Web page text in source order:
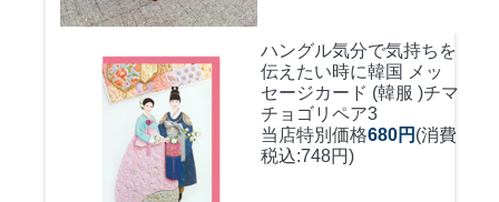
ハングル気分で気持ちを
伝えたい時に韓国 メッ
セージカード (韓服 )チマ
チョゴリペア3
当店特別価格680円 (消費
税込:748円)